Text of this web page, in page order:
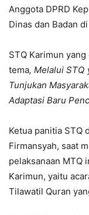
Anggota DPRD
Dinas dan Badan
STQ Karimun
tema, Melalui STQ
Tunjukan
Adaptasi Baru
Ketua panitia STQ
Firmansyah, saat
pelaksanaan MTQ
Karimun, yaitu
Tilawatil Quran